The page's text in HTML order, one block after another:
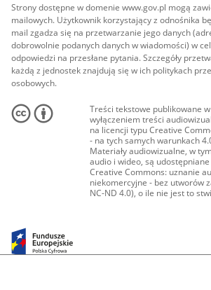
Strony dostępne w domenie www.gov.pl mogą
mailowych. Użytkownik korzystający z odnośnika
mail zgadza się na przetwarzanie jego danych
dobrowolnie podanych danych w wiadomości) w
odpowiedzi na przesłane pytania. Szczegóły
każdą z jednostek znajdują się w ich politykach
osobowych.
Treści tekstowe publikowane
wyłączeniem treści
na licencji typu Creative
- na tych samych warunkach
Materiały audiowizualne, w
audio i wideo, są
Creative Commons: uznanie
niekomercyjne - bez utworów
NC-ND 4.0), o ile nie jest to